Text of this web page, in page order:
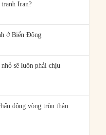
Iran?
ở Biển Đông
sẽ luôn phải chịu
động vòng tròn thân